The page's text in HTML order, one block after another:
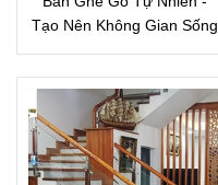
Tạo Nên Không Gian Sống